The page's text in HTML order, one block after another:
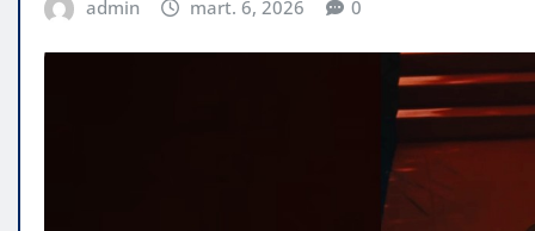
admin mart. 6, 2026 0